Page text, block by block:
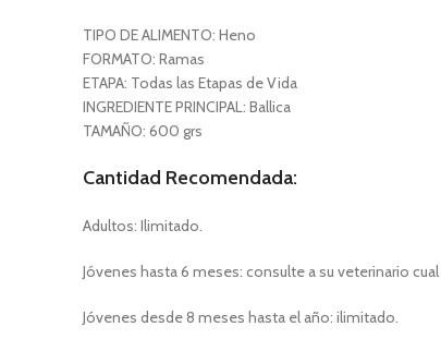
TIPO DE ALIMENTO: Heno
FORMATO: Ramas
ETAPA: Todas las Etapas de Vida
INGREDIENTE PRINCIPAL: Ballica
TAMAÑO: 600 grs
Cantidad Recomendada:
Adultos: Ilimitado.
Jóvenes hasta 6 meses: consulte a su veterinario
Jóvenes desde 8 meses hasta el año: ilimitado.